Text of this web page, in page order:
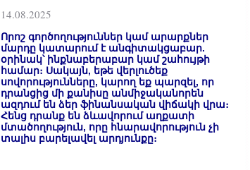
14.08.2025
Որոշ գործողություններ կամ արարքներ
մարդը կատարում է անգիտակցաբար.
օրինակ՝ ինքնաբերաբար կամ շահույթի
համար։ Սակայն, եթե վերլուծեք
սովորությունները, կարող եք պարզել, որ
դրանցից մի քանիսը անմիջականորեն
ազդում են ձեր ֆինանսական վիճակի վրա։
Հենց դրանք են ձևավորում աղքատի
մտածողություն, որը հնարավորություն չի
տալիս բարելավել արդյունքը։